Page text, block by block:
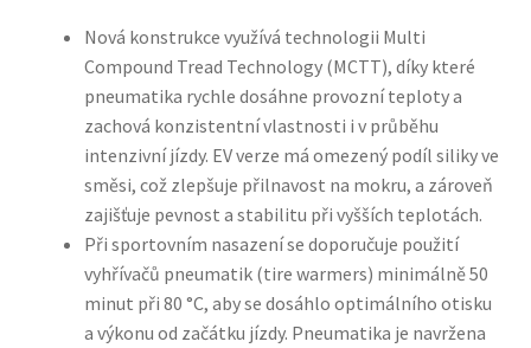
Nová konstrukce využívá technologii Multi
Compound Tread Technology (MCTT), díky které
pneumatika rychle dosáhne provozní teploty a
zachová konzistentní vlastnosti i v průběhu
intenzivní jízdy. EV verze má omezený podíl siliky ve
směsi, což zlepšuje přilnavost na mokru, a zároveň
zajišťuje pevnost a stabilitu při vyšších teplotách.
Při sportovním nasazení se doporučuje použití
vyhřívačů pneumatik (tire warmers) minimálně 50
minut při 80 °C, aby se dosáhlo optimálního otisku
a výkonu od začátku jízdy. Pneumatika je navržena